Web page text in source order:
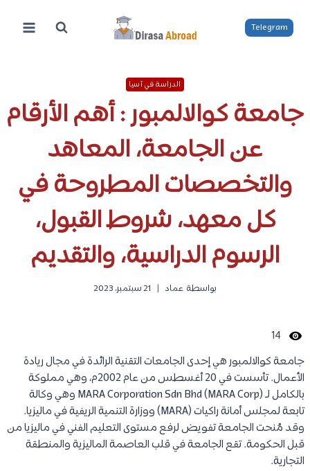
المحتوى
Telegram
الدراسة في آسيا
جامعة كوالالمبور : أهم الأرقام
عن الجامعة، المعاهد
والتخصصات المطروحة في
كل معهد، شروط القبول،
الرسوم الدراسية، والتقديم
بواسطة عماد 21 سبتمبر، 2023
14
جامعة كوالالمبور هي إحدى الجامعات التقنية الرائدة في مجال ريادة
الأعمال. تأسست في 20 أغسطس من عام 2002م، وهي مملوكة
بالكامل لـ MARA Corporation Sdn Bhd (MARA Corp) وهي وكالة
تابعة لمجلس أمانة راكيات (MARA) ووزارة التنمية الريفية في ماليزيا.
وقد مُنحت الجامعة تفويض لرفع مستوى التعليم الفني في ماليزيا من
قبل الحكومة. تقع الجامعة في قلب العاصمة الماليزية والمنطقة
التجارية.